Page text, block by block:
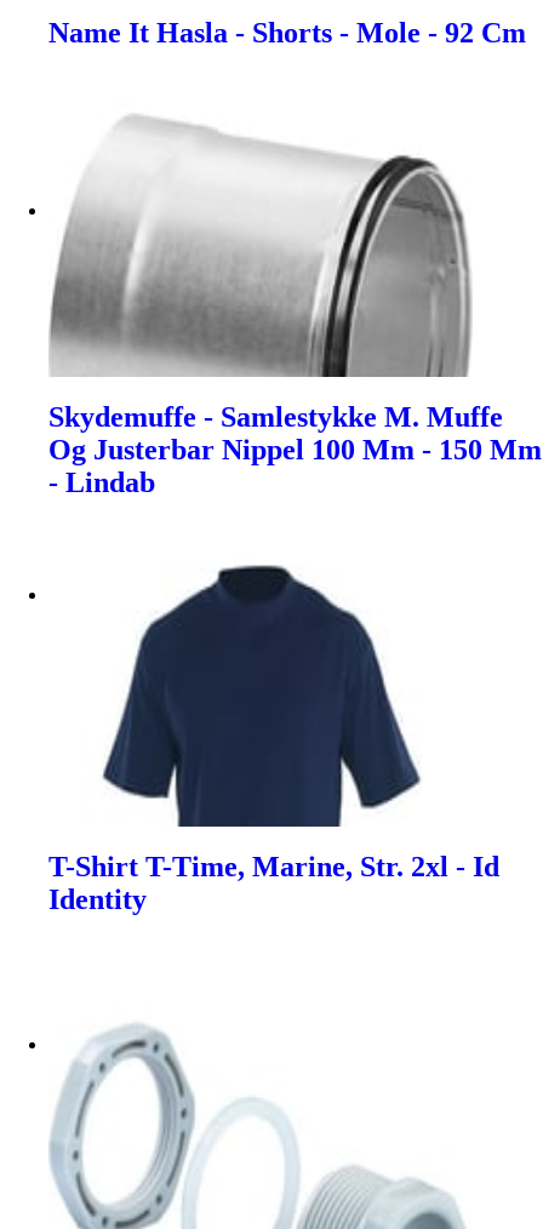
Name It Hasla - Shorts - Mole - 92 Cm
Skydemuffe - Samlestykke M. Muffe
Og Justerbar Nippel 100 Mm - 150 Mm
- Lindab
T-Shirt T-Time, Marine, Str. 2xl - Id
Identity